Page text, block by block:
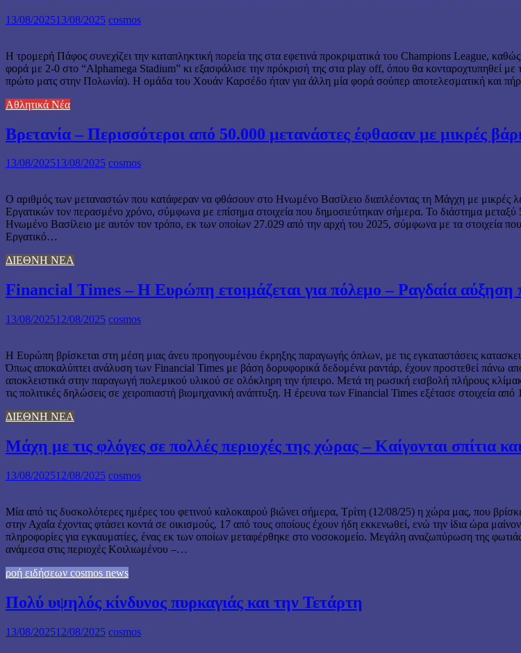
13/08/202513/08/2025 cosmos
Η τρομερή Πάφος συνεχίζει την καταπληκτική πορεία της στα εφετινά προκριματικά του Champions League,
φορά με 2-0 στο “Alphamega Stadium” κι εξασφάλισε την πρόκρισή της στα play off, όπου θα κονταροχτυπηθεί με
πρώτο ματς στην Πολωνία). Η ομάδα του Χουάν Καρσέδο ήταν για άλλη μία φορά σούπερ αποτελεσματική και
Αθλητικά Νέα
Βρετανία – Περισσότεροι από 50.000 μετανάστες έφθασαν με μικρές
13/08/202513/08/2025 cosmos
Ο αριθμός των μεταναστών που κατάφεραν να φθάσουν στο Ηνωμένο Βασίλειο διαπλέοντας τη Μάγχη με μικρές
Εργατικών τον περασμένο χρόνο, σύμφωνα με επίσημα στοιχεία που δημοσιεύτηκαν σήμερα. Το διάστημα
Ηνωμένο Βασίλειο με αυτόν τον τρόπο, εκ των οποίων 27.029 από την αρχή του 2025, σύμφωνα με τα στοιχεία
Εργατικό…
ΔΙΕΘΝΗ ΝΕΑ
Financial Times – Η Ευρώπη ετοιμάζεται για πόλεμο – Ραγδαία
13/08/202512/08/2025 cosmos
Η Ευρώπη βρίσκεται στη μέση μιας άνευ προηγουμένου έκρηξης παραγωγής όπλων, με τις εγκαταστάσεις
Όπως αποκαλύπτει ανάλυση των Financial Times με βάση δορυφορικά δεδομένα ραντάρ, έχουν προστεθεί πάνω
αποκλειστικά στην παραγωγή πολεμικού υλικού σε ολόκληρη την ήπειρο. Μετά τη ρωσική εισβολή πλήρους
τις πολιτικές δηλώσεις σε χειροπιαστή βιομηχανική ανάπτυξη. Η έρευνα των Financial Times εξέτασε στοιχεία
ΔΙΕΘΝΗ ΝΕΑ
Μάχη με τις φλόγες σε πολλές περιοχές της χώρας – Καίγονται σπίτια
13/08/202512/08/2025 cosmos
Μία από τις δυσκολότερες ημέρες του φετινού καλοκαιρού βιώνει σήμερα, Τρίτη (12/08/25) η χώρα μας, που
στην Αχαΐα έχοντας φτάσει κοντά σε οικισμούς, 17 από τους οποίους έχουν ήδη εκκενωθεί, ενώ την ίδια ώρα
πληροφορίες για εγκαυματίες, ένας εκ των οποίων μεταφέρθηκε στο νοσοκομείο. Μεγάλη αναζωπύρωση της
ανάμεσα στις περιοχές Κοιλιωμένου –…
ροή ειδήσεων cosmos news
Πολύ υψηλός κίνδυνος πυρκαγιάς και την Τετάρτη
13/08/202512/08/2025 cosmos